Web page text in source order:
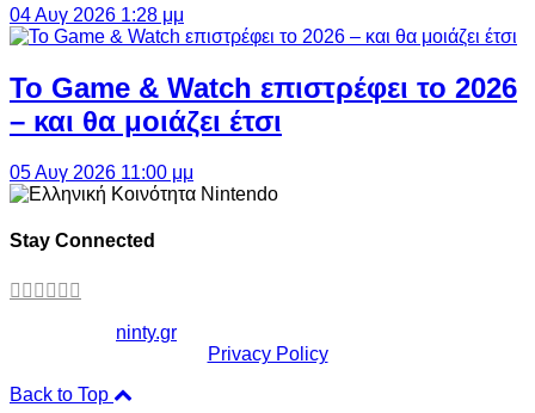
04 Αυγ 2026 1:28 μμ
Το Game & Watch επιστρέφει το 2026
– και θα μοιάζει έτσι
05 Αυγ 2026 11:00 μμ
Stay Connected
ninty.gr
Privacy Policy
Back to Top